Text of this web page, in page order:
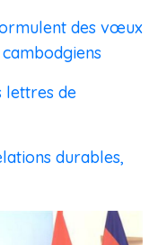
des vœux
lettres de
durables,